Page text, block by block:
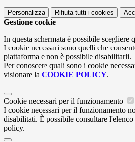
Personalizza Rifiuta tutti i cookies
Gestione cookie
In questa schermata è possibile scegliere
I cookie necessari sono quelli che
piattaforma e non è possibile disabilitarli.
Per conoscere quali sono i cookie
visionare la COOKIE POLICY.
Cookie necessari per il funzionamento
I cookie necessari per il funzionamento
disabilitati. È possibile consultare
policy.